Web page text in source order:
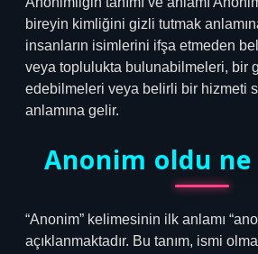
bireyin kimliğini gizli tutmak
insanların isimlerini ifşa etmeden
veya toplulukta bulunabilmeleri, bir
edebilmeleri veya belirli bir hizmeti
anlamına gelir.
Anonim oldu ne
“Anonim” kelimesinin ilk anlamı
açıklanmaktadır. Bu tanım, ismi